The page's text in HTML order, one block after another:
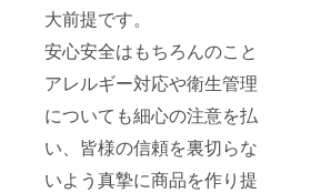
大前提です。
安心安全はもちろんのこと
アレルギー対応や衛生管理
についても細心の注意を払
い、皆様の信頼を裏切らな
いよう真摯に商品を作り提